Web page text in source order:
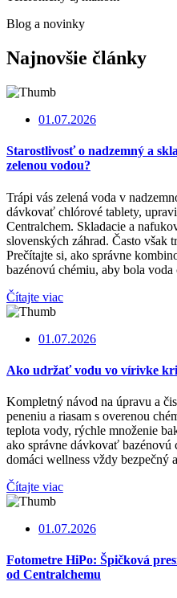
Blog a novinky
Najnovšie články
01.07.2026
Starostlivosť o nadzemný a
zelenou vodou?
Trápi vás zelená voda v
dávkovať chlórové tablety,
Centralchem. Skladacie a
slovenských záhrad. Často však
Prečítajte si, ako správne
bazénovú chémiu, aby bola voda
Čítajte viac
01.07.2026
Ako udržať vodu vo vírivke
Kompletný návod na úpravu a
peneniu a riasam s overenou
teplota vody, rýchle množenie
ako správne dávkovať
domáci wellness vždy bezpečný
Čítajte viac
01.07.2026
Fotometre HiPo: Špičková
od Centralchemu